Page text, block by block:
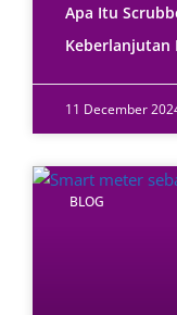
Apa Itu
Keberlanjutan
11 December
BLOG